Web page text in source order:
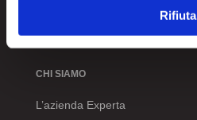
Rifiuta
Seguici su LinkedIn
CHI SIAMO
L’azienda Experta